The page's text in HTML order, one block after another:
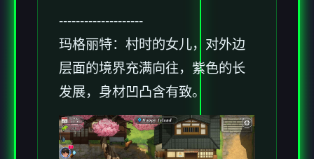
--------------------
玛格丽特：村时的女儿，对外边
层面的境界充满向往，紫色的长
发展，身材凹凸含有致。